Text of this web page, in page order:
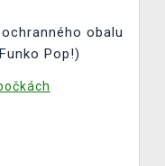
obalu
Pop!)